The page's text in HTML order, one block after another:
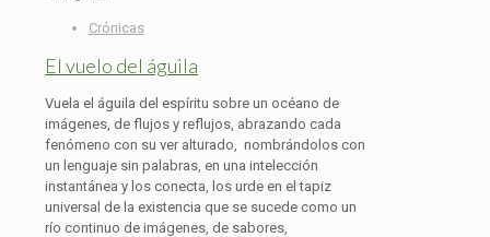
Crónicas
El vuelo del águila
Vuela el águila del espíritu sobre un océano de
imágenes, de flujos y reflujos, abrazando cada
fenómeno con su ver alturado, nombrándolos con
un lenguaje sin palabras, en una intelección
instantánea y los conecta, los urde en el tapiz
universal de la existencia que se sucede como un
río continuo de imágenes, de sabores,